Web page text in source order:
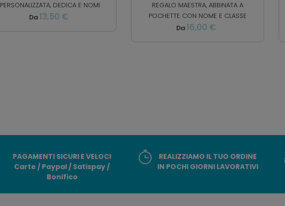
PERSONALIZZATA, DEDICA E NOMI
Da13,50 €
REGALO MAESTRA, ABBINATA A
POCHETTE CON NOME E CLASSE
Da16,00 €
PAGAMENTI SICURI E VELOCI
Carte / Paypal / Satispay /
Bonifico
REALIZZIAMO IL TUO ORDINE
IN POCHI GIORNI LAVORATIVI